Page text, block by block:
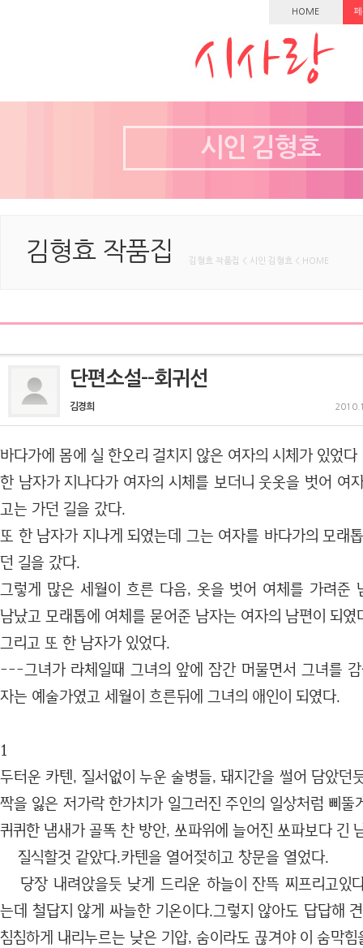
HOME
시인 김형효
김형효 작품집 김형효 작품집 < 시인 김형효 < HOME
단편소설--회귀선
김경희
바다가에 몸에 실 한오리 걸치지 않은 여자의 시체가 있었다
한 남자가 지나다가 여자의 시체를 보더니 웃옷을 벗어 여
고는 가던 길을 갔다.
또 한 남자가 지나게 되였는데 그는 여자를 바다가의 모래
던 길을 갔다.
그렇게 많은 세월이 흐른 다음, 옷을 벗어 여체를 가려준
남났고 모래톱에 여체를 묻어준 남자는 여자의 남편이 되였
그리고 또 한 남자가 있었다.
---그녀가 라체일때 그녀의 앞에 잠간 머물면서 그녀를
자는 예술가였고 세월이 흐른뒤에 그녀의 애인이 되였다.
1
두터운 카텐, 질서없이 누운 술병들, 돼지간을 썰어 담았던
짝을 잃은 저가락 한가치가 일그러진 주인의 일상처럼 삐
퀴퀴한 냄새가 골똑 찬 방안, 쏘파위에 늘어진 쏘파보다 긴
질식할것 같았다.카텐을 열어젖히고 창문을 열었다.
당장 내려앉을듯 낮게 드리운 하늘이 잔뜩 찌프리고있
는데 철답지 않게 싸늘한 기온이다.그렇지 않아도 답답해
침침하게 내리누르는 낮은 기압, 숨이라도 끊겨야 이 숨막